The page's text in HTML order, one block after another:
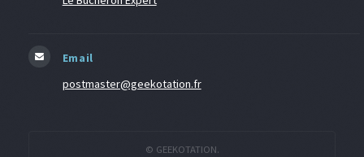
Email
postmaster@geekotation.fr
© GEEKOTATION.